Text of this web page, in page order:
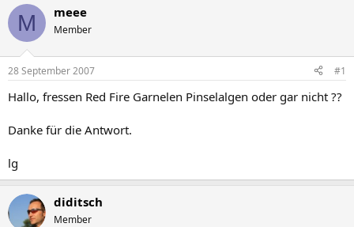
s
t
e
r
s
e
t
a
M meee
Member
28 September 2007 #1
Hallo, fressen Red Fire Garnelen Pinselalgen oder gar nicht ??
Danke für die Antwort.
lg
diditsch
Member